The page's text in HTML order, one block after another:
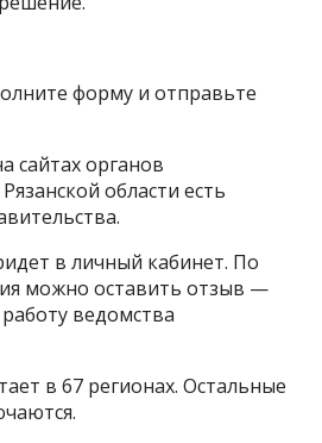
форму и отправьте
сайтах органов
области есть
в личный кабинет. По
можно оставить отзыв —
ведомства
в 67 регионах. Остальные